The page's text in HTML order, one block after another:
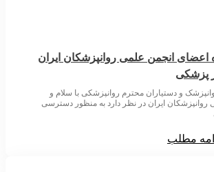
اعضای انجمن علمی روانپزشکان ایران
پزشکی
و دستیاران محترم روانپزشکی با سلام و
روانپزشکان ایران در نظر دارد به منظور دسترسی
مطلب